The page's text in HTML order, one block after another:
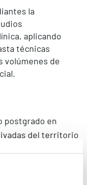
la
aplicando
técnicas
volúmenes de
postgrado en
del territorio